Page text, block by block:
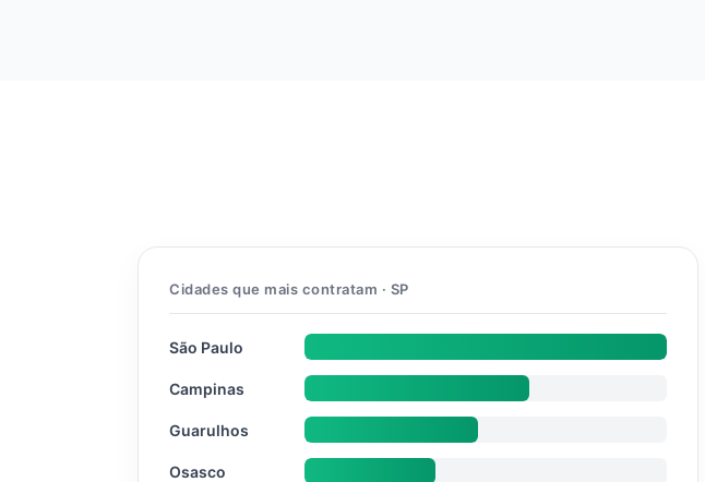
Cidades que mais contratam · SP
São Paulo
Campinas
Guarulhos
Osasco